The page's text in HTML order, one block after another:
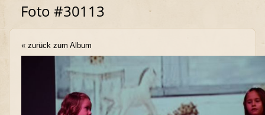
Foto #30113
« zurück zum Album